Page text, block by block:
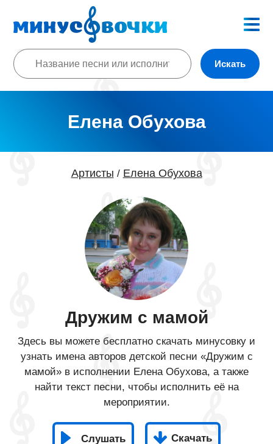
Искать
Елена Обухова
Артисты / Елена Обухова
Дружим с мамой
Здесь вы можете бесплатно скачать минусовку и
узнать имена авторов детской песни «Дружим с
мамой» в исполнении Елена Обухова, а также
найти текст песни, чтобы исполнить её на
мероприятии.
Слушать Скачать